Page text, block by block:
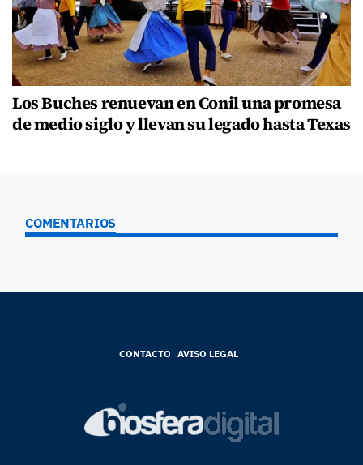
Los Buches renuevan en Conil una promesa
de medio siglo y llevan su legado hasta Texas
COMENTARIOS
CONTACTO AVISO LEGAL